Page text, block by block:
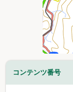
コンテンツ番号